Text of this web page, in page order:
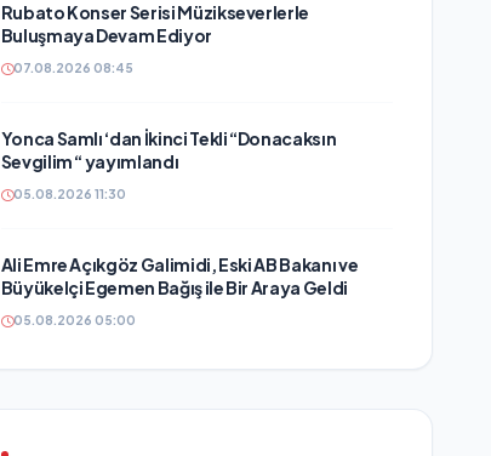
Rubato Konser Serisi Müzikseverlerle
Buluşmaya Devam Ediyor
07.08.2026 08:45
Yonca Samlı ‘dan İkinci Tekli “Donacaksın
Sevgilim “ yayımlandı
05.08.2026 11:30
Ali Emre Açıkgöz Galimidi, Eski AB Bakanı ve
Büyükelçi Egemen Bağış ile Bir Araya Geldi
05.08.2026 05:00